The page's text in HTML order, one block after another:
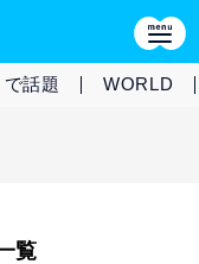
話題 WORLD
覧